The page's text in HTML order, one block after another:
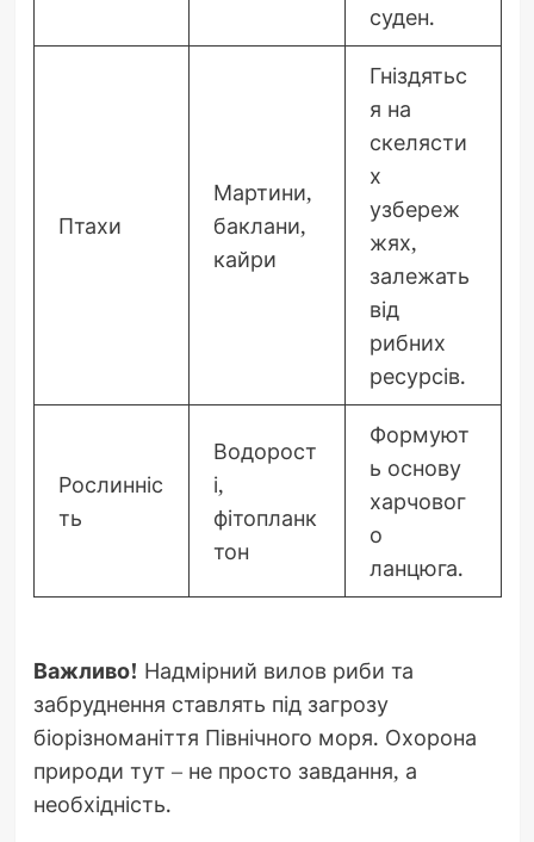
суден.
Птахи
Мартини,
баклани,
кайри
Гніздятьс
я на
скелясти
х
узбереж
жях,
залежать
від
рибних
ресурсів.
Рослинніс
ть
Водорост
і,
фітопланк
тон
Формуют
ь основу
харчовог
о
ланцюга.
Важливо! Надмірний вилов риби та
забруднення ставлять під загрозу
біорізноманіття Північного моря. Охорона
природи тут – не просто завдання, а
необхідність.